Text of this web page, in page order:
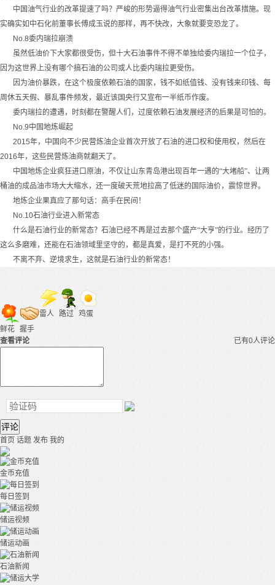
中国油气行业的改革提速了吗？严峻的形势逼得油气行业密集出台改革措施。现
实确实如中石化前董事长傅成玉说的那样，再不快改，大象就要变恐龙了。
No.8委内瑞拉崩溃
虽然低油价下大家都很受伤，但十大石油事件不得不单独给委内瑞拉一个位子，
因为这世界上没有哪个搞石油的公司或人比委内瑞拉更受伤。
因为油价暴跌，在这个极度依赖石油的国家，钱不如纸值钱、没有钱来印钱、每
周休五天假、暴乱事件频发，最近该国央行又宣布一半纸币作废。
委内瑞拉的遭遇，时刻都在警醒人们，过度依赖石油发展经济的后果是可怕的。
No.9中国地炼崛起
2015年，中国向不少民营炼油企业首次开放了石油的进口权和使用权，然后在
2016年，这些民营炼油商就翻天了。
中国地炼企业疯狂进口原油，不仅让山东青岛港出现百年一遇的“大堵船”、让两
桶油的成品油市场大大缩水，还一度破天荒地拉高了低迷的国际油价，震惊世界。
地炼企业果真应了那句话：高手在民间！
No.10石油行业进入新常态
什么是石油行业的新常态？石油已经不再是过去那个盛产“大亨”的行业。经历了
这么多磨难，还能在石油领域里坚守的，都是真爱，是打不死的小强。
不离不弃、逆境求生，这就是石油行业的新常态！
鲜花 握手
雷人 路过 鸡蛋
已有0人评论
查看评论
评论
首页 话题 发布 我的
金币充值
每日签到
储运视频
储运动画
石油新闻